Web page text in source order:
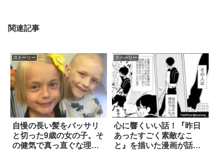
関連記事
ストーリー
自慢の長い髪をバッサリ
と切った9歳の女の子。そ
の健気で真っ直ぐな理由
ストーリー
心に響くいい話！『昨日
あったすごく素敵なこ
と』を描いた漫画が話題